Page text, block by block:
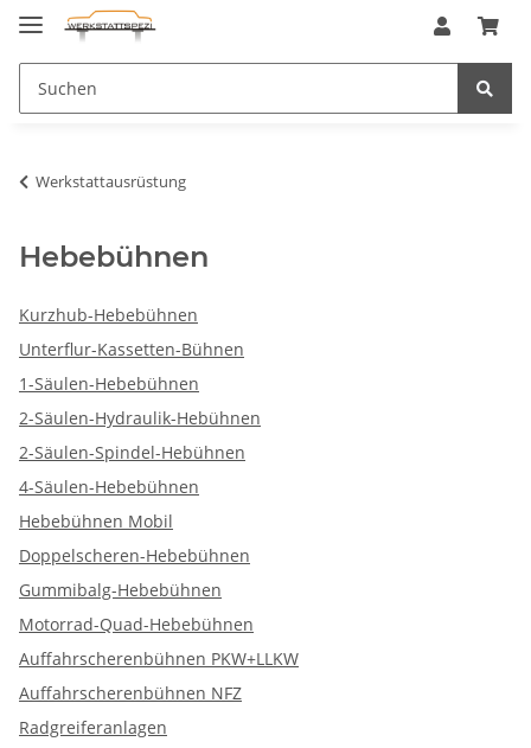
Werkstattausrüstung
Hebebühnen
Kurzhub-Hebebühnen
Unterflur-Kassetten-Bühnen
1-Säulen-Hebebühnen
2-Säulen-Hydraulik-Hebühnen
2-Säulen-Spindel-Hebühnen
4-Säulen-Hebebühnen
Hebebühnen Mobil
Doppelscheren-Hebebühnen
Gummibalg-Hebebühnen
Motorrad-Quad-Hebebühnen
Auffahrscherenbühnen PKW+LLKW
Auffahrscherenbühnen NFZ
Radgreiferanlagen